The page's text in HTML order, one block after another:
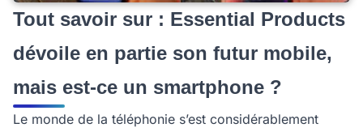
Tout savoir sur : Essential Products
dévoile en partie son futur mobile,
mais est-ce un smartphone ?
Le monde de la téléphonie s’est considérablement